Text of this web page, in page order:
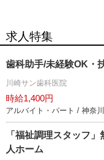
求人特集
歯科助手/未経験OK・
川崎サン歯科医院
時給1,400円
アルバイト・パート / 神奈
「福祉調理スタッフ
人ホーム